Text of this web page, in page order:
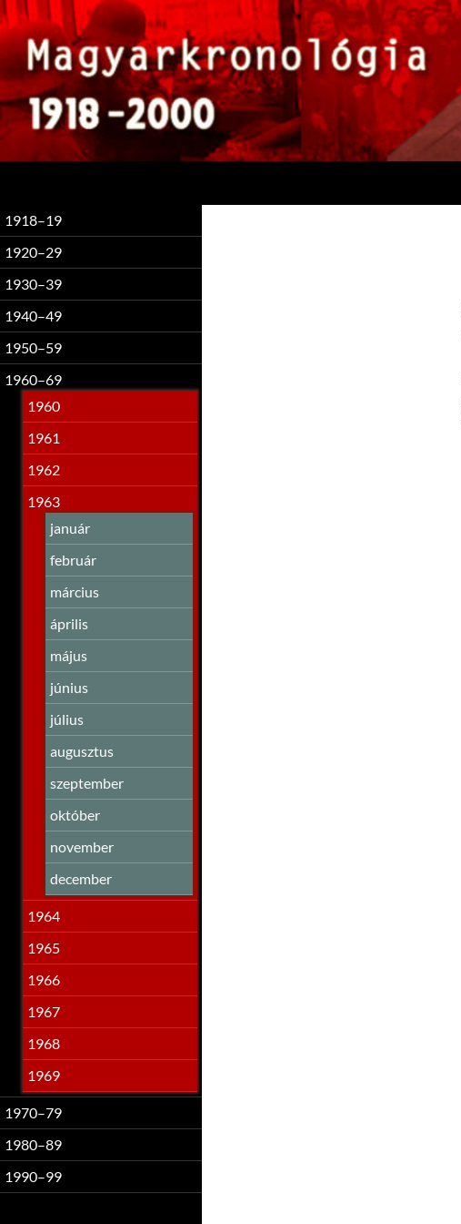
1918–19
1920–29
1930–39
1940–49
1950–59
1960–69
1960
1961
1962
1963
január
február
március
április
május
június
július
augusztus
szeptember
október
november
december
1964
1965
1966
1967
1968
1969
1970–79
1980–89
1990–99